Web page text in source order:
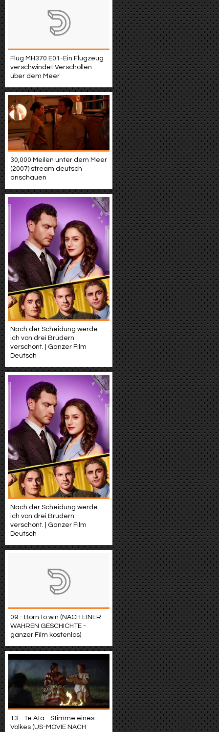
Flug MH370 E01-Ein Flugzeug
verschwindet Verschollen
über dem Meer
30,000 Meilen unter dem Meer
(2007) stream deutsch
anschauen
Nach der Scheidung werde
ich von drei Brüdern
verschont. | Ganzer Film
Deutsch
Nach der Scheidung werde
ich von drei Brüdern
verschont. | Ganzer Film
Deutsch
09 - Born to win (NACH EINER
WAHREN GESCHICHTE -
ganzer Film kostenlos)
13 - Te Ata - Stimme eines
Volkes (US-MOVIE NACH